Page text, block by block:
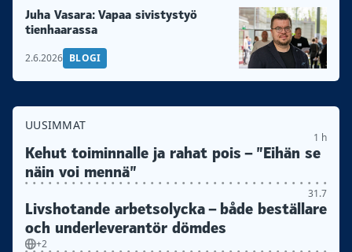
Juha Vasara: Vapaa sivistystyö
tienhaarassa
2.6.2026 BLOGI
UUSIMMAT
1 h
Kehut toiminnalle ja rahat pois – ”Eihän se
näin voi mennä”
31.7
Livshotande arbetsolycka – både beställare
och underleverantör dömdes
+2